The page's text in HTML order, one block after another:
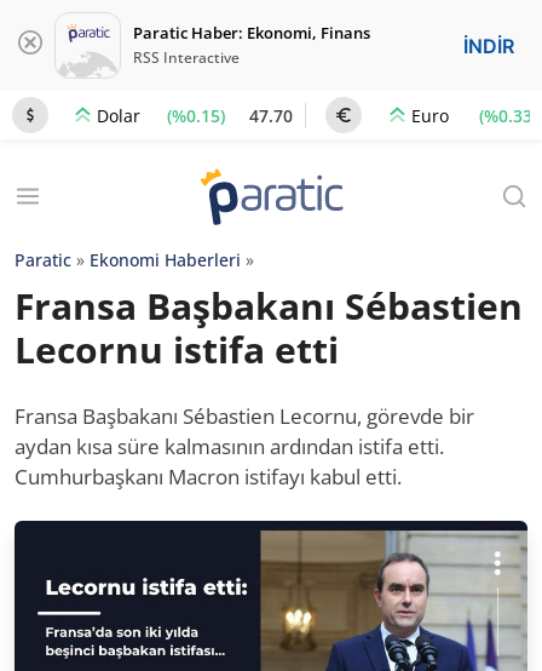
Paratic Haber: Ekonomi, Finans
RSS Interactive İNDİR
Dolar (%0.15) 47.70 Euro (%0.33)
Paratic » Ekonomi Haberleri »
Fransa Başbakanı Sébastien
Lecornu istifa etti
Fransa Başbakanı Sébastien Lecornu, görevde bir
aydan kısa süre kalmasının ardından istifa etti.
Cumhurbaşkanı Macron istifayı kabul etti.